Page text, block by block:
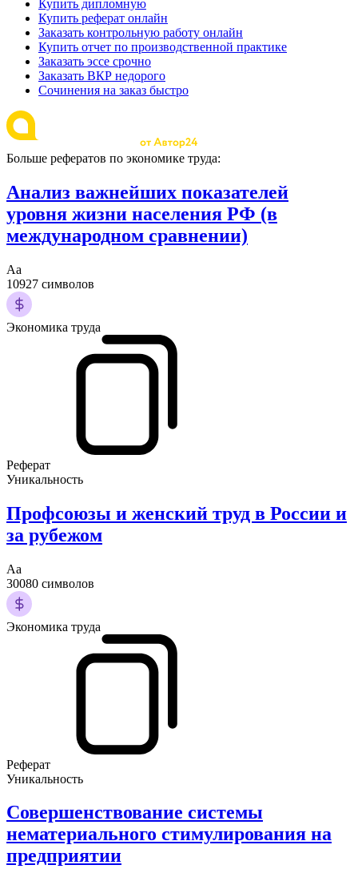
Купить дипломную
Купить реферат онлайн
Заказать контрольную работу онлайн
Купить отчет по производственной практике
Заказать эссе срочно
Заказать ВКР недорого
Сочинения на заказ быстро
Больше рефератов по экономике труда:
Анализ важнейших показателей
уровня жизни населения РФ (в
международном сравнении)
Аа
10927 символов
Экономика труда
Реферат
Уникальность
Профсоюзы и женский труд в России и
за рубежом
Аа
30080 символов
Экономика труда
Реферат
Уникальность
Совершенствование системы
нематериального стимулирования на
предприятии